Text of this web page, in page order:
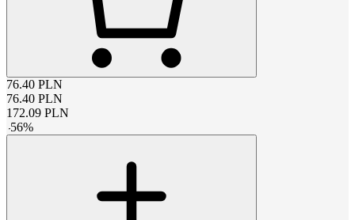
76.40 PLN
76.40 PLN
172.09 PLN
-56%